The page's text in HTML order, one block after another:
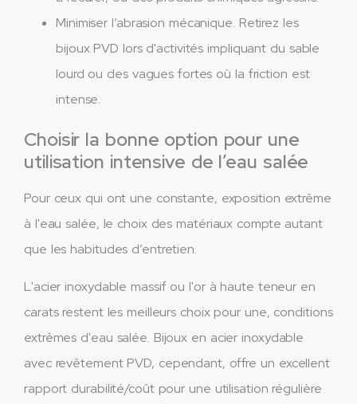
Minimiser l’abrasion mécanique. Retirez les
bijoux PVD lors d'activités impliquant du sable
lourd ou des vagues fortes où la friction est
intense.
Choisir la bonne option pour une
utilisation intensive de l’eau salée
Pour ceux qui ont une constante, exposition extrême
à l'eau salée, le choix des matériaux compte autant
que les habitudes d’entretien.
L'acier inoxydable massif ou l'or à haute teneur en
carats restent les meilleurs choix pour une, conditions
extrêmes d'eau salée. Bijoux en acier inoxydable
avec revêtement PVD, cependant, offre un excellent
rapport durabilité/coût pour une utilisation régulière